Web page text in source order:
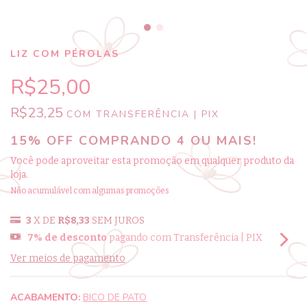
LIZ COM PÉROLAS
R$25,00
R$23,25 COM TRANSFERÊNCIA | PIX
15% OFF COMPRANDO 4 OU MAIS!
Você pode aproveitar esta promoção em qualquer produto da
loja.
Não acumulável com algumas promoções
3 X DE R$8,33 SEM JUROS
7% de desconto pagando com Transferência | PIX
Ver meios de pagamento
ACABAMENTO: BICO DE PATO